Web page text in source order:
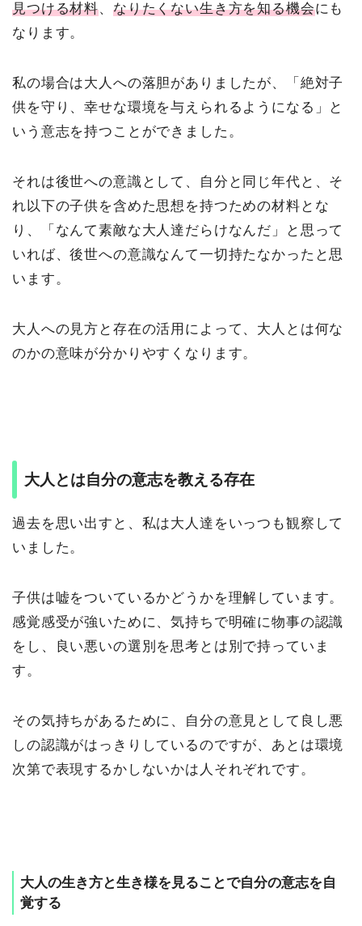
見つける材料、 なりたくない生き方を知る機会にも
なります。
私の場合は大人への落胆がありましたが、「絶対子
供を守り、幸せな環境を与えられるようになる」と
いう意志を持つことができました。
それは後世への意識として、自分と同じ年代と、そ
れ以下の子供を含めた思想を持つための材料とな
り、「なんて素敵な大人達だらけなんだ」と思って
いれば、後世への意識なんて一切持たなかったと思
います。
大人への見方と存在の活用によって、大人とは何な
のかの意味が分かりやすくなります。
大人とは自分の意志を教える存在
過去を思い出すと、私は大人達をいっつも観察して
いました。
子供は嘘をついているかどうかを理解しています。
感覚感受が強いために、気持ちで明確に物事の認識
をし、良い悪いの選別を思考とは別で持っていま
す。
その気持ちがあるために、自分の意見として良し悪
しの認識がはっきりしているのですが、あとは環境
次第で表現するかしないかは人それぞれです。
大人の生き方と生き様を見ることで自分の意志を自
覚する